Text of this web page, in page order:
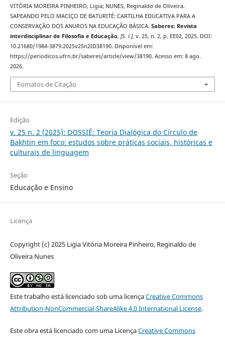
VITÓRIA MOREIRA PINHEIRO, Ligia; NUNES, Reginaldo de Oliveira.
SAPEANDO PELO MACIÇO DE BATURITÉ: CARTILHA EDUCATIVA PARA A
CONSERVAÇÃO DOS ANUROS NA EDUCAÇÃO BÁSICA. Saberes: Revista
interdisciplinar de Filosofia e Educação, [S. l.], v. 25, n. 2, p. EE02, 2025. DOI:
10.21680/1984-3879.2025v25n2ID38190. Disponível em:
https://periodicos.ufrn.br/saberes/article/view/38190. Acesso em: 8 ago.
2026.
Fomatos de Citação
Edição
v. 25 n. 2 (2025): DOSSIÊ: Teoria Dialógica do Círculo de
Bakhtin em foco: estudos sobre práticas sociais, históricas e
culturais de linguagem
Seção
Educação e Ensino
Licença
Copyright (c) 2025 Ligia Vitória Moreira Pinheiro, Reginaldo de
Oliveira Nunes
Este trabalho está licenciado sob uma licençaCreative Commons
Attribution-NonCommercial-ShareAlike 4.0 International License.
Este obra está licenciado com uma LicençaCreative Commons